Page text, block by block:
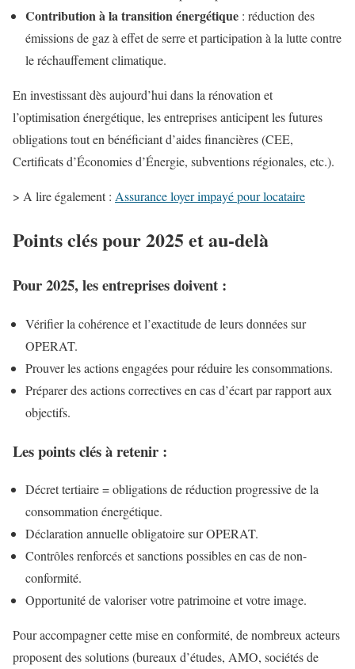
Contribution à la transition énergétique : réduction des
émissions de gaz à effet de serre et participation à la lutte contre
le réchauffement climatique.
En investissant dès aujourd’hui dans la rénovation et
l’optimisation énergétique, les entreprises anticipent les futures
obligations tout en bénéficiant d’aides financières (CEE,
Certificats d’Économies d’Énergie, subventions régionales, etc.).
> A lire également : Assurance loyer impayé pour locataire
Points clés pour 2025 et au-delà
Pour 2025, les entreprises doivent :
Vérifier la cohérence et l’exactitude de leurs données sur
OPERAT.
Prouver les actions engagées pour réduire les consommations.
Préparer des actions correctives en cas d’écart par rapport aux
objectifs.
Les points clés à retenir :
Décret tertiaire = obligations de réduction progressive de la
consommation énergétique.
Déclaration annuelle obligatoire sur OPERAT.
Contrôles renforcés et sanctions possibles en cas de non-
conformité.
Opportunité de valoriser votre patrimoine et votre image.
Pour accompagner cette mise en conformité, de nombreux acteurs
proposent des solutions (bureaux d’études, AMO, sociétés de